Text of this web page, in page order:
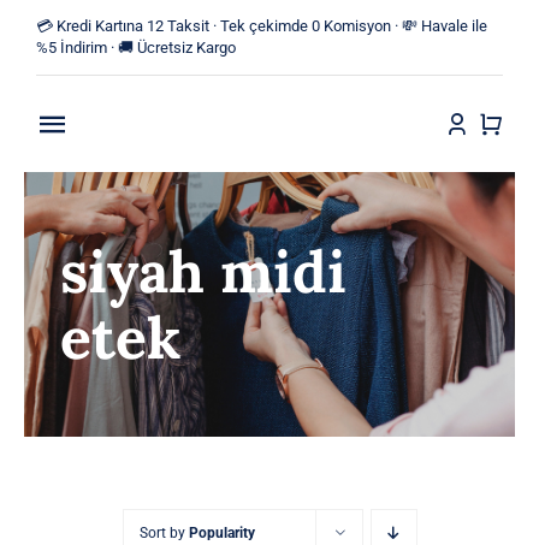
content
💳 Kredi Kartına 12 Taksit · Tek çekimde 0 Komisyon · 💸 Havale ile
%5 İndirim · 🚚 Ücretsiz Kargo
Toggle
Navigation
Anasayfa
Mağaza
Yeni Ürünler
Kategoriler
siyah midi
etek
Sort by Popularity